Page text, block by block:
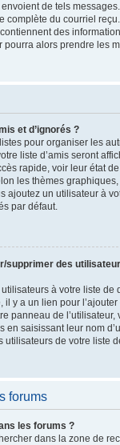
de tels
complète du courriel
des
pourra alors prendre les
et d’ignorés ?
pour organiser les
liste d’amis seront
rapide, voir leur état
les thèmes
ajoutez un utilisateur à
par défaut.
supprimer des
à votre liste de
y a un lien pour l’ajouter
panneau de
en saisissant leur nom
utilisateurs de votre liste
forums
les forums ?
dans la zone de